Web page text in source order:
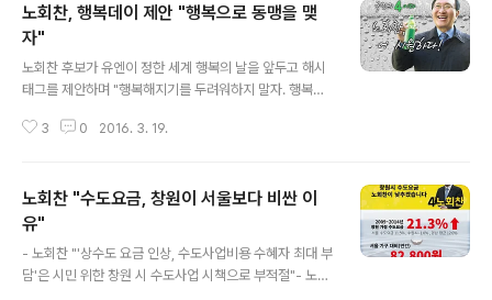
노회찬, 행복데이 제안 "행복으로 동맹을 맺
자"
노회찬 후보가 유엔이 정한 세계 행복의 날을 앞두고 해시
태그를 제안하며 "행복해지기를 두려워하지 말자. 행복으
의 날' 동영상 제안을 소개한다. 아울러 보통 사람들에게는
행복의 날’입니다.‘세계 행복의 날’을 맞이하여 노회찬은 행
복을 위한 작은 캠페인을 진행하려고 합니다. 3월 20일 하
루만이라도 잃어버린 웃음과 행복을 찾았으면 좋겠다는 취
지입니다. 각자 행복을 느끼게 하는 지인, 반려동물 그리고
사물 등을 사진으로 찍어 서로의 행복을 공유했으면 좋겠
3 0 2016. 3. 19.
노회찬 "수도요금, 창원이 서울보다 비싼 이
유"
- 노회찬 "'상수도 요금 인상, 수도사업비용 수혜자 최대 부
담'은 시민 위한 창원 시 수도사업 시책으로 부적절"- 노회